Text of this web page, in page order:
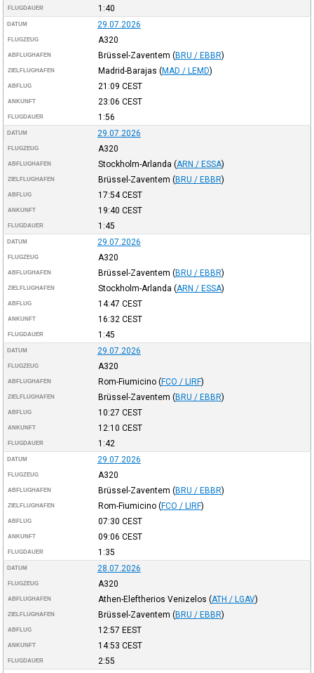
FLUGDAUER 1:40
DATUM 29.07.2026
FLUGZEUG A320
ABFLUGHAFEN Brüssel-Zaventem (BRU / EBBR)
ZIELFLUGHAFEN Madrid-Barajas (MAD / LEMD)
ABFLUG 21:09 CEST
ANKUNFT 23:06 CEST
FLUGDAUER 1:56
DATUM 29.07.2026
FLUGZEUG A320
ABFLUGHAFEN Stockholm-Arlanda (ARN / ESSA)
ZIELFLUGHAFEN Brüssel-Zaventem (BRU / EBBR)
ABFLUG 17:54CEST
ANKUNFT 19:40 CEST
FLUGDAUER 1:45
DATUM 29.07.2026
FLUGZEUG A320
ABFLUGHAFEN Brüssel-Zaventem (BRU / EBBR)
ZIELFLUGHAFEN Stockholm-Arlanda (ARN / ESSA)
ABFLUG 14:47 CEST
ANKUNFT 16:32 CEST
FLUGDAUER 1:45
DATUM 29.07.2026
FLUGZEUG A320
ABFLUGHAFEN Rom-Fiumicino (FCO / LIRF)
ZIELFLUGHAFEN Brüssel-Zaventem (BRU / EBBR)
ABFLUG 10:27 CEST
ANKUNFT 12:10 CEST
FLUGDAUER 1:42
DATUM 29.07.2026
FLUGZEUG A320
ABFLUGHAFEN Brüssel-Zaventem (BRU / EBBR)
ZIELFLUGHAFEN Rom-Fiumicino (FCO / LIRF)
ABFLUG 07:30 CEST
ANKUNFT 09:06 CEST
FLUGDAUER 1:35
DATUM 28.07.2026
FLUGZEUG A320
ABFLUGHAFEN Athen-Eleftherios Venizelos (ATH / LGAV)
ZIELFLUGHAFEN Brüssel-Zaventem (BRU / EBBR)
ABFLUG 12:57 EEST
ANKUNFT 14:53 CEST
FLUGDAUER 2:55